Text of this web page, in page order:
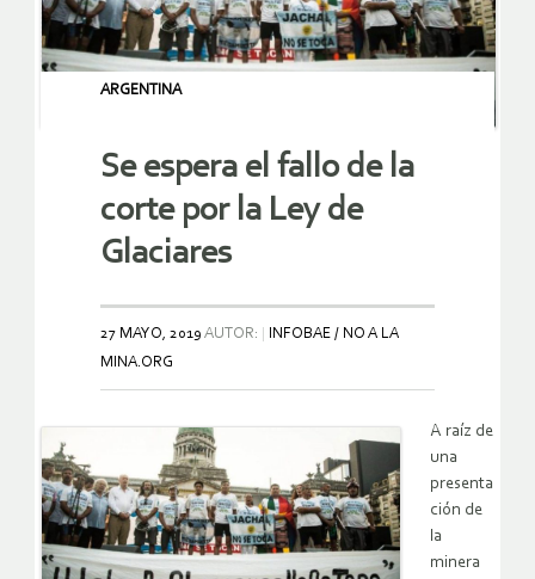
ARGENTINA
Se espera el fallo de la
corte por la Ley de
Glaciares
27 MAYO, 2019 AUTOR:
INFOBAE / NO A LA
MINA.ORG
A raíz de
una
presenta
ción de
la
minera